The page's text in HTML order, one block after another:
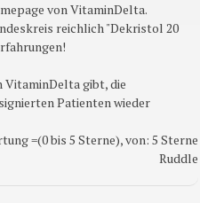
von VitaminDelta.
reichlich "Dekristol 20
VitaminDelta gibt, die
Patienten wieder
=(0 bis 5 Sterne), von: 5 Sterne
Ruddle